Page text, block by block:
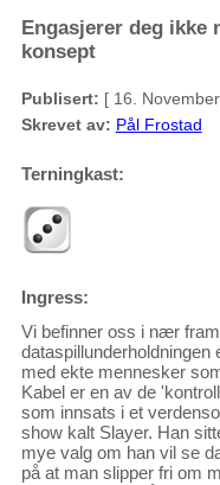
Engasjerer deg
konsept
Publisert: [ 16.
Skrevet av: Pål Frostad
Terningkast:
Ingress:
Vi befinner oss i nær
dataspillunderholdningen
med ekte mennesker
Kabel er en av de
som innsats i et
show kalt Slayer. Han
mye valg om han vil se
på at man slipper fri om